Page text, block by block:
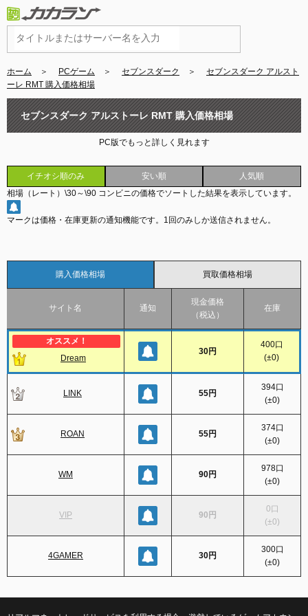
ホーム ＞ PCゲーム ＞ セブンスダーク ＞ セブンスダーク アルスト
ーレ RMT 購入価格相場
セブンスダーク アルストーレ RMT 購入価格相場
PC版でもっと詳しく見れます
イチオシ順のみ 安い順
人気順
相場（レート） \30～\90 コンビニの価格でソートした結果を表示しています。
マークは価格・在庫更新の通知機能です。 1回のみしか送信されません。
購入価格相場 買取価格相場
サイト名 通知
現金価格
（税込）
在庫
Dream
30円
400口
(±0)
LINK 55円
394口
(±0)
ROAN 55円
374口
(±0)
WM 90円
978口
(±0)
VIP 90円
0 口
(±0)
4GAMER 30円
300口
(±0)